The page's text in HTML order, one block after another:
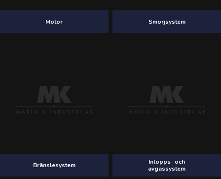
Motor Smörjsystem
Bränslesystem
Inlopps- och
avgassystem